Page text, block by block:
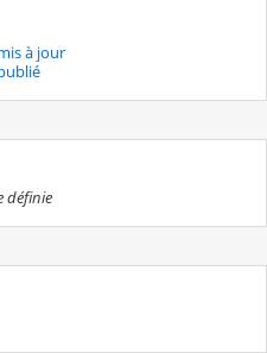
à jour
définie